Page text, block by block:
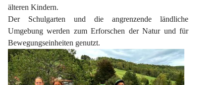
älteren Kindern.
Der Schulgarten und die angrenzende ländliche
Umgebung werden zum Erforschen der Natur und für
Bewegungseinheiten genutzt.